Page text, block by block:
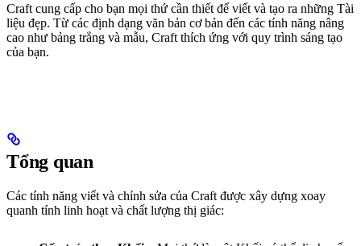
Craft cung cấp cho bạn mọi thứ cần thiết để viết và tạo ra những Tài
liệu đẹp. Từ các định dạng văn bản cơ bản đến các tính năng nâng
cao như bảng trắng và mẫu, Craft thích ứng với quy trình sáng tạo
của bạn.
Tổng quan
Các tính năng viết và chỉnh sửa của Craft được xây dựng xoay
quanh tính linh hoạt và chất lượng thị giác: